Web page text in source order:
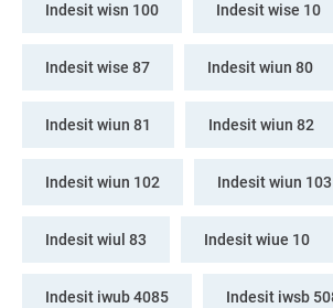
Indesit wisn 100 Indesit wise 10
Indesit wise 87 Indesit wiun 80
Indesit wiun 81 Indesit wiun 82
Indesit wiun 102 Indesit wiun 103
Indesit wiul 83 Indesit wiue 10
Indesit iwub 4085 Indesit iwsb